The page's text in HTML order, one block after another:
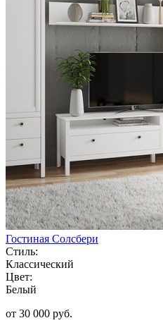
Гостиная Солсбери
Стиль:
Классический
Цвет:
Белый
от 30 000 руб.